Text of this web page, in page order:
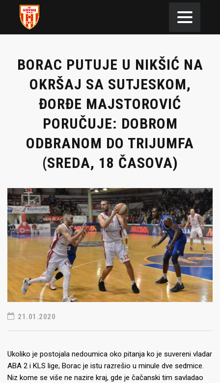
BORAC PUTUJE U NIKŠIĆ NA
OKRŠAJ SA SUTJESKOM,
ĐORĐE MAJSTOROVIĆ
PORUČUJE: DOBROM
ODBRANOM DO TRIJUMFA
(SREDA, 18 ČASOVA)
21.01.2020
Ukoliko je postojala nedoumica oko pitanja ko je suvereni vladar
ABA 2 i KLS lige, Borac je istu razrešio u minule dve sedmice.
Niz kome se više ne nazire kraj, gde je čačanski tim savladao